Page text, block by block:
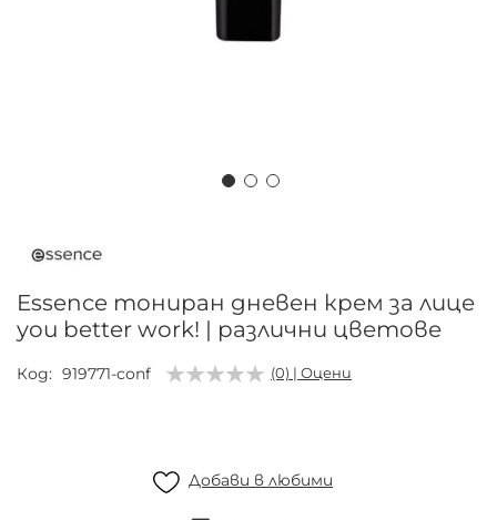
началото
галерия
със
снимки
Essence тониран дневен крем за лице
you better work! | различни цветове
Код 919771-conf (0) | Оцени
Добави в любими